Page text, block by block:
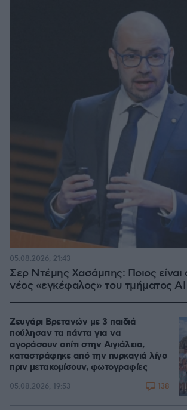
Σερ Ντέμης Χασάμπης: Ποιος
νέος «εγκέφαλος» του τμήματος
05.08.2026, 21:43
Ζευγάρι Βρετανών με 3 παιδιά
πούλησαν τα πάντα για να
αγοράσουν σπίτι στην Αιγιάλεια,
καταστράφηκε από την πυρκαγιά λίγο
πριν μετακομίσουν, φωτογραφίες
05.08.2026, 19:53 138